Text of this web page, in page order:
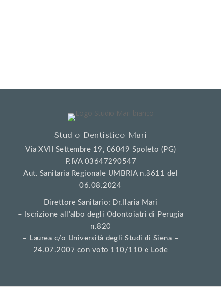
Studio Dentistico Mari
Via XVII Settembre 19, 06049 Spoleto (PG)
P.IVA 03647290547
Aut. Sanitaria Regionale UMBRIA n.8611 del
06.08.2024
Direttore Sanitario: Dr.Ilaria Mari
– Iscrizione all’albo degli Odontoiatri di Perugia
n.820
– Laurea c/o Università degli Studi di Siena –
24.07.2007 con voto 110/110 e Lode